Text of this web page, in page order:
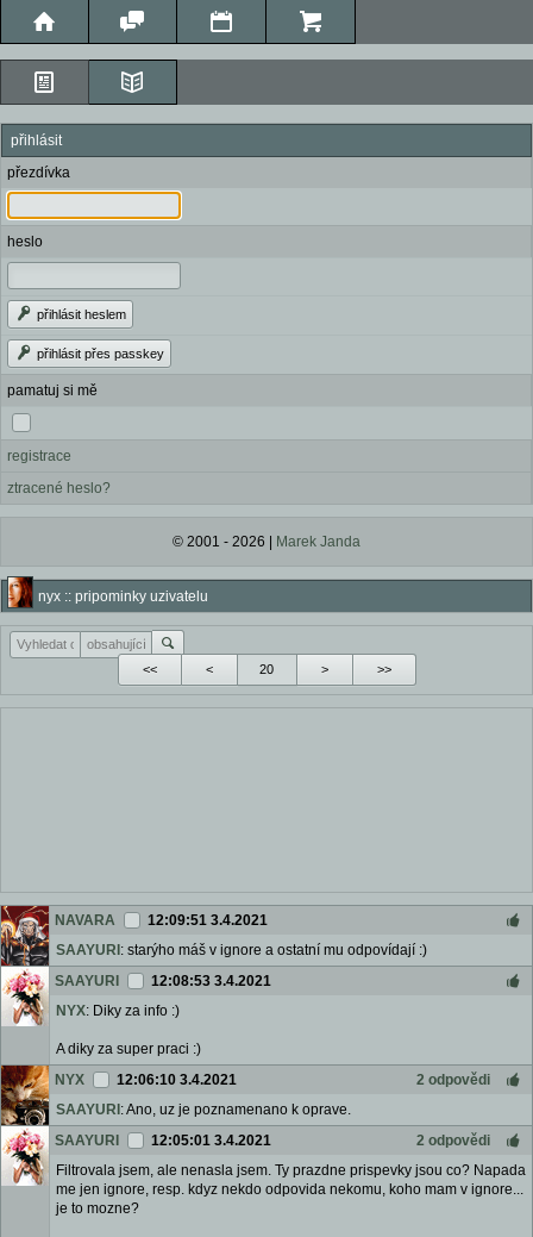
přihlásit
přezdívka
heslo
přihlásit heslem
přihlásit přes passkey
pamatuj si mě
registrace
ztracené heslo?
© 2001 - 2026 | Marek Janda
nyx :: pripominky uzivatelu
<< < > >>
NAVARA
12:09:51 3.4.2021
SAAYURI : starýho máš v ignore a ostatní mu odpovídají :)
SAAYURI
12:08:53 3.4.2021
NYX: Diky za info :)
A diky za super praci :)
NYX
12:06:10 3.4.2021
2 odpovědi
SAAYURI : Ano, uz je poznamenano k oprave.
SAAYURI
12:05:01 3.4.2021
2 odpovědi
Filtrovala jsem, ale nenasla jsem. Ty prazdne prispevky jsou co? Napada
me jen ignore, resp. kdyz nekdo odpovida nekomu, koho mam v ignore...
je to mozne?